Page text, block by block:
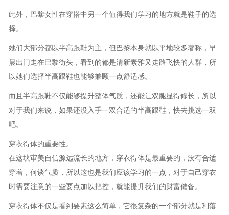
此外，巴黎女性在穿搭中另一个值得我们学习的地方就是鞋子的选
择。
她们大部分都以半高跟鞋为主，但巴黎本身就以平地较多著称，早
晨出门走在巴黎街头，看到的都是清新素雅又走路飞快的人群，所
以她们选择半高跟鞋也能够兼顾一点舒适感。
而且半高跟鞋不仅能够提升整体气质，还能让双腿显得修长，所以
对于我们来说，如果还没入手一双合适的半高跟鞋，快去挑选一双
吧。
穿衣得体的重要性。
在这块审美自信源远流长的地方，穿衣得体是最重要的，没有合适
穿着，何谈气质，所以这也是我们应该学习的一点，对于自己穿衣
时需要注意的一些要点加以把控，就能提升我们的财富储备。
穿衣得体不仅是看到要素这么简单，它很复杂的一个部分就是利落